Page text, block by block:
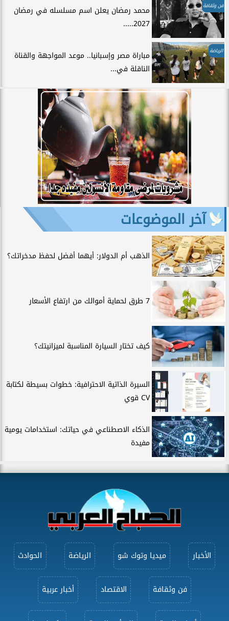
فن وثقافة
محمد رمضان يعلن اسم مسلسله في رمضان
2027.....
الرياضة
مباراة مصر وإسبانيا.. موعد المواجهة والقناة
الناقلة في...
آخر الموضوعات
الذهب أم الدولار: أيهما أفضل لحفظ مدخراتك؟
7 طرق لحماية أموالك من ارتفاع الأسعار
كيف تختار السيارة المناسبة لميزانيتك؟
السيرة الذاتية الاحترافية: خطوات بسيطة لكتابة
CV قوي
الذكاء الاصطناعي في حياتك: استخدامات يومية
مفيدة
الأخبار ميديا وتوك شو الرياضة الحوادث
فن وثقافة الاقتصاد أخبار عربية